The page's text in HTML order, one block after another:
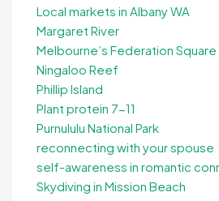
Local markets in Albany WA
Margaret River
Melbourne’s Federation Square
Ningaloo Reef
Phillip Island
Plant protein 7-11
Purnululu National Park
reconnecting with your spouse
self-awareness in romantic
Skydiving in Mission Beach